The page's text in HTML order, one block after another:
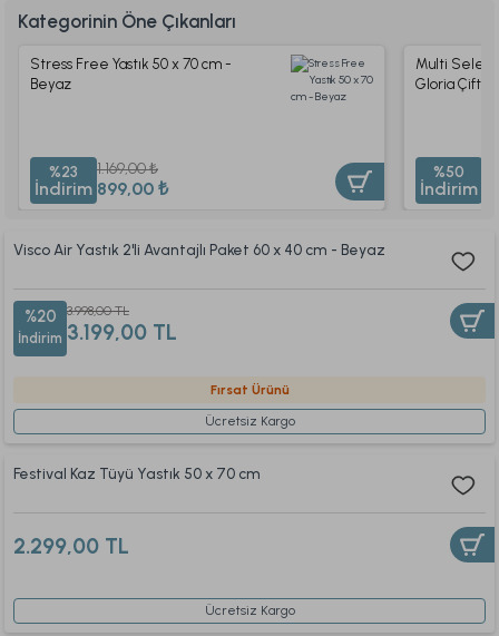
Kategorinin Öne Çıkanları
Stress Free Yastık 50 x 70 cm -
Beyaz
%23
İndirim
1.169,00 ₺
899,00 ₺
Multi
Gloria Çift
%50
İndirim
Visco Air Yastık 2'li Avantajlı Paket 60 x 40 cm - Beyaz
%20
İndirim
3.998,00 TL
3.199,00 TL
Fırsat Ürünü
Ücretsiz Kargo
Festival Kaz Tüyü Yastık 50 x 70 cm
2.299,00 TL
Ücretsiz Kargo